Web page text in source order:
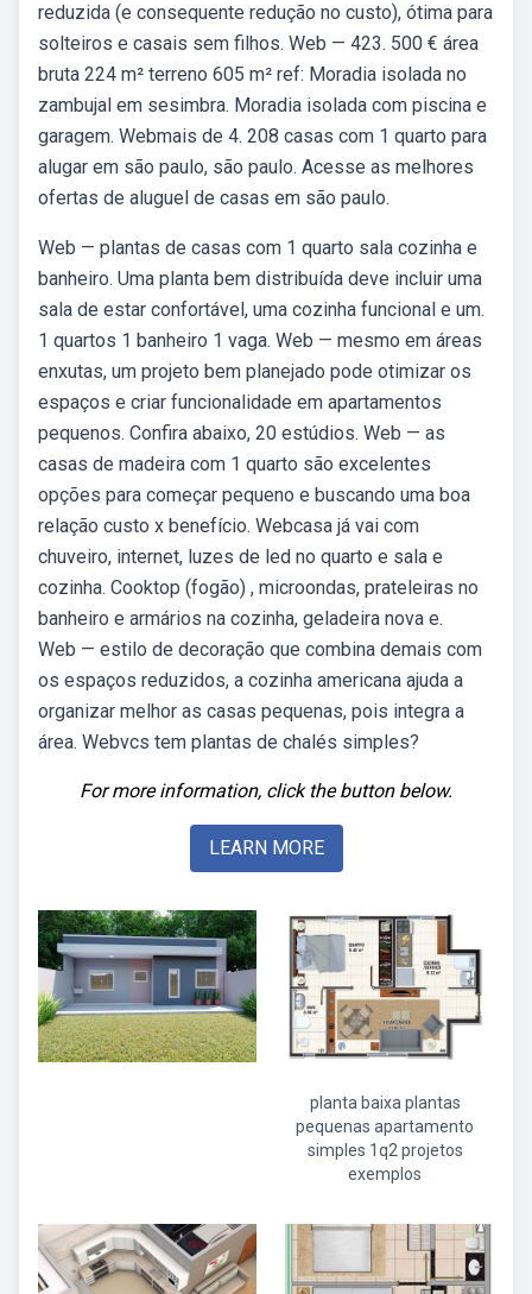
reduzida (e consequente redução no custo), ótima para
solteiros e casais sem filhos. Web — 423. 500 € área
bruta 224 m² terreno 605 m² ref: Moradia isolada no
zambujal em sesimbra. Moradia isolada com piscina e
garagem. Webmais de 4. 208 casas com 1 quarto para
alugar em são paulo, são paulo. Acesse as melhores
ofertas de aluguel de casas em são paulo.
Web — plantas de casas com 1 quarto sala cozinha e
banheiro. Uma planta bem distribuída deve incluir uma
sala de estar confortável, uma cozinha funcional e um.
1 quartos 1 banheiro 1 vaga. Web — mesmo em áreas
enxutas, um projeto bem planejado pode otimizar os
espaços e criar funcionalidade em apartamentos
pequenos. Confira abaixo, 20 estúdios. Web — as
casas de madeira com 1 quarto são excelentes
opções para começar pequeno e buscando uma boa
relação custo x benefício. Webcasa já vai com
chuveiro, internet, luzes de led no quarto e sala e
cozinha. Cooktop (fogão) , microondas, prateleiras no
banheiro e armários na cozinha, geladeira nova e.
Web — estilo de decoração que combina demais com
os espaços reduzidos, a cozinha americana ajuda a
organizar melhor as casas pequenas, pois integra a
área. Webvcs tem plantas de chalés simples?
For more information, click the button below.
LEARN MORE
planta baixa plantas
pequenas apartamento
simples 1q2 projetos
exemplos